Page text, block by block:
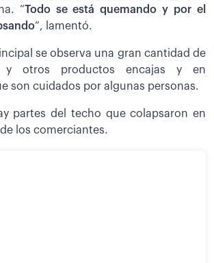
“Todo se está quemando y por el
”, lamentó.
se observa una gran cantidad de
y otros productos encajas y en
son cuidados por algunas personas.
partes del techo que colapsaron en
los comerciantes.